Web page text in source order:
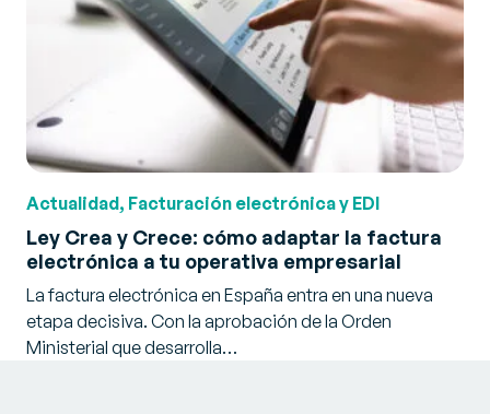
Actualidad, Facturación electrónica y EDI
Ley Crea y Crece: cómo adaptar la factura
electrónica a tu operativa empresarial
La factura electrónica en España entra en una nueva
etapa decisiva. Con la aprobación de la Orden
Ministerial que desarrolla…